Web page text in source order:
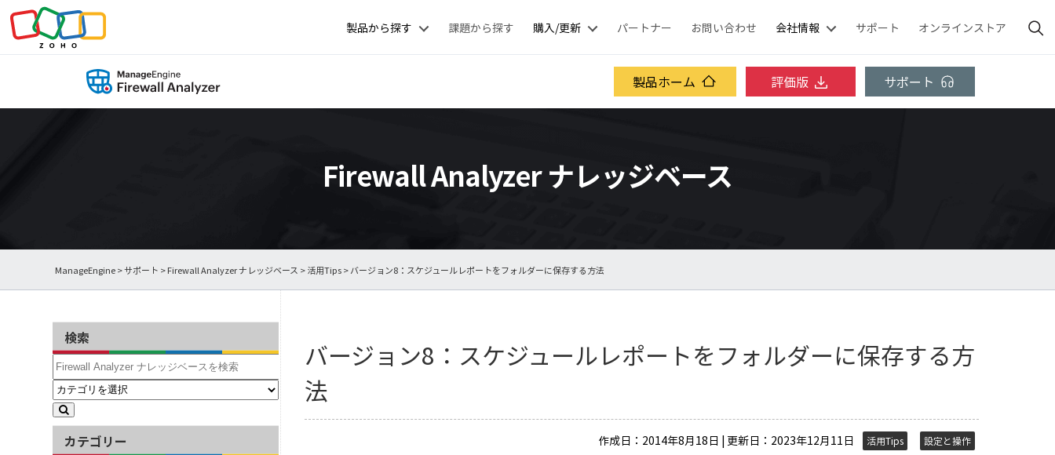
製品から探す 課題から探す 購入/更新 パートナー お問い合わせ 会社情報 サポート オンラインストア
製品ホーム 評価版 サポート
Firewall Analyzer ナレッジベース
ManageEngine>サポート >Firewall Analyzer ナレッジベース >活用Tips> バージョン8：スケジュールレポートをフォルダーに保存する方法
検索
カテゴリー
バージョン8：スケジュールレポートをフォルダーに保存する方
法
作成日：2014年8月18日 | 更新日：2023年12月11日 活用Tips 設定と操作